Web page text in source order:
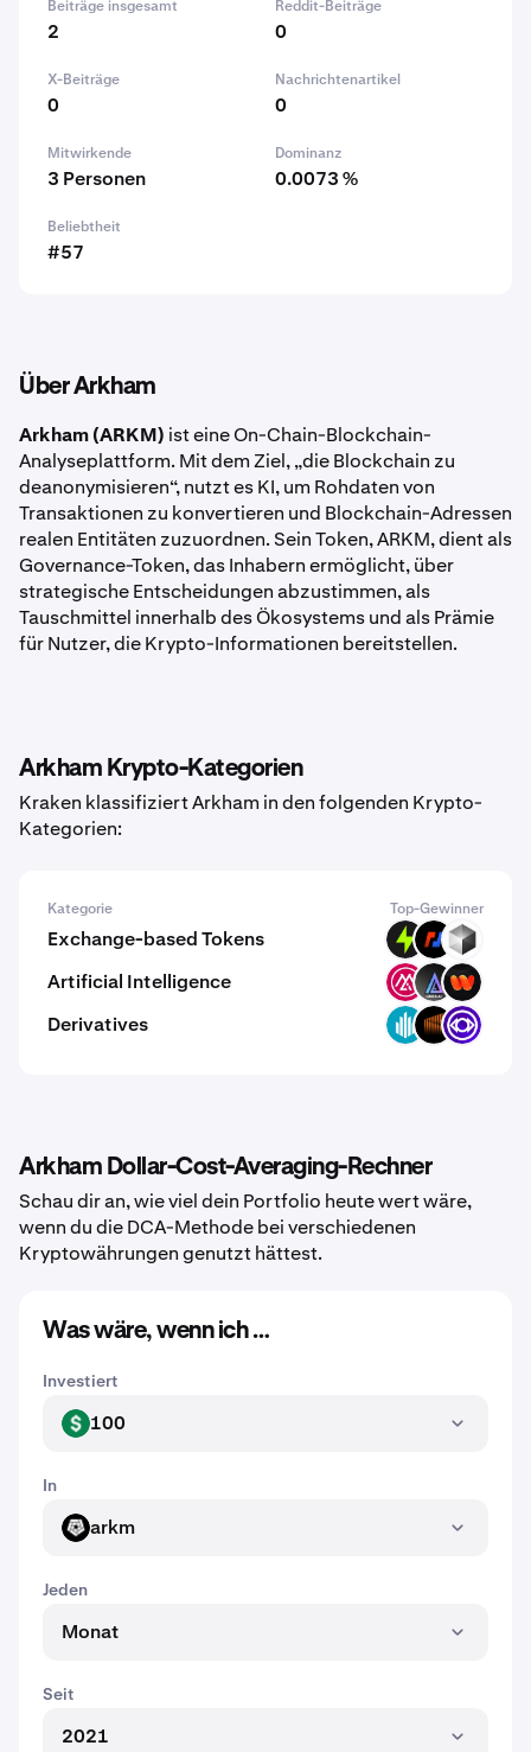
Beiträge insgesamt
2
Reddit-Beiträge
0
X-Beiträge
0
Nachrichtenartikel
0
Mitwirkende
3 Personen
Dominanz
0.0073 %
Beliebtheit
#57
Über Arkham
Arkham (ARKM) ist eine On-Chain-Blockchain-
Analyseplattform. Mit dem Ziel, „die Blockchain zu
deanonymisieren“, nutzt es KI, um Rohdaten von
Transaktionen zu konvertieren und Blockchain-Adressen
realen Entitäten zuzuordnen. Sein Token, ARKM, dient als
Governance-Token, das Inhabern ermöglicht, über
strategische Entscheidungen abzustimmen, als
Tauschmittel innerhalb des Ökosystems und als Prämie
für Nutzer, die Krypto-Informationen bereitstellen.
Arkham Krypto-Kategorien
Kraken klassifiziert Arkham in den folgenden Krypto-
Kategorien:
Kategorie Top-Gewinner
Exchange-based Tokens PTF BMEX NEX
Artificial Intelligence MSAI LKI WIRE
Derivatives GWEI TUNE INDY
Arkham Dollar-Cost-Averaging-Rechner
Schau dir an, wie viel dein Portfolio heute wert wäre,
wenn du die DCA-Methode bei verschiedenen
Kryptowährungen genutzt hättest.
Was wäre, wenn ich …
Investiert
USD 100
In
ARKM arkm
Jeden
Monat
Seit
2021